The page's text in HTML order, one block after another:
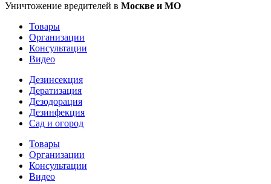
Уничтожение вредителей в Москве и МО
Товары
Организации
Консультации
Видео
Дезинсекция
Дератизация
Дезодорация
Дезинфекция
Сад и огород
Товары
Организации
Консультации
Видео